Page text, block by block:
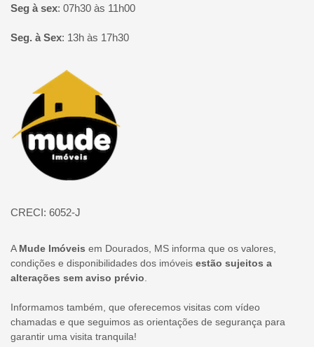
Seg à sex: 07h30 às 11h00
Seg. à Sex: 13h às 17h30
Página inicial
CRECI: 6052-J
A Mude Imóveis em Dourados, MS informa que os valores,
condições e disponibilidades dos imóveis estão sujeitos a
alterações sem aviso prévio
Informamos também, que oferecemos visitas com vídeo
chamadas e que seguimos as orientações de segurança para
garantir uma visita tranquila!